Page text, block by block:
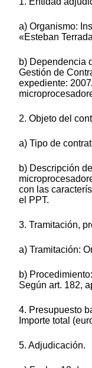
a) Organismo:
«Esteban
b) Dependencia
Gestión de
expediente:
2. Objeto del
a) Tipo de
b) Descripción
con las
el PPT.
3. Tramitación,
a) Tramitación:
b)
Según art. 182,
4. Presupuesto
Importe total
5. Adjudicación.